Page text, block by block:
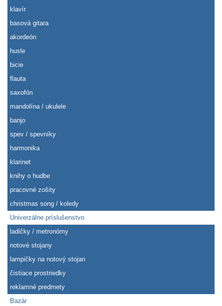
klavír
basová gitara
akordeón
husle
bicie
flauta
saxofón
mandolína / ukulele
banjo
spev / spevníky
harmonika
klarinet
knihy o hudbe
pracovné zošity
christmas song / koledy
Univerzálne príslušenstvo
ladičky / metronómy
notové stojany
lampičky na notový stojan
čistiace prostriedky
reklamné predmety
Bazár